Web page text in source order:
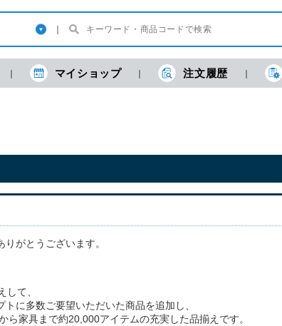
マイショップ 注文履歴
がとうございます。
て、
に多数ご要望いただいた商品を追加し、
家具まで約20,000アイテムの充実した品揃えです。